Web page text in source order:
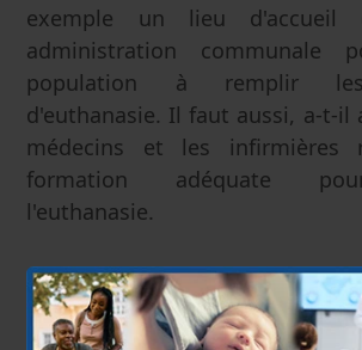
exemple un lieu d'accueil
administration communale
population à remplir les
d'euthanasie. Il faut aussi, a-t-il
médecins et les infirmières
formation adéquate
l'euthanasie.
Source :Symposium 15
11/05/2017, Belga, Knack.